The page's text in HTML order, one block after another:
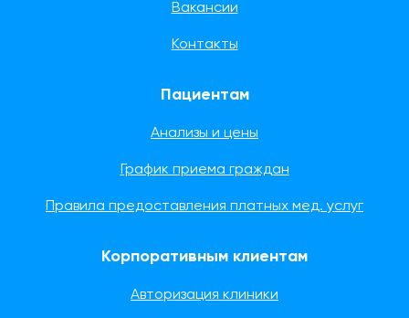
Вакансии
Контакты
Пациентам
Анализы и цены
График приема граждан
Правила предоставления платных мед. услуг
Корпоративным клиентам
Авторизация клиники